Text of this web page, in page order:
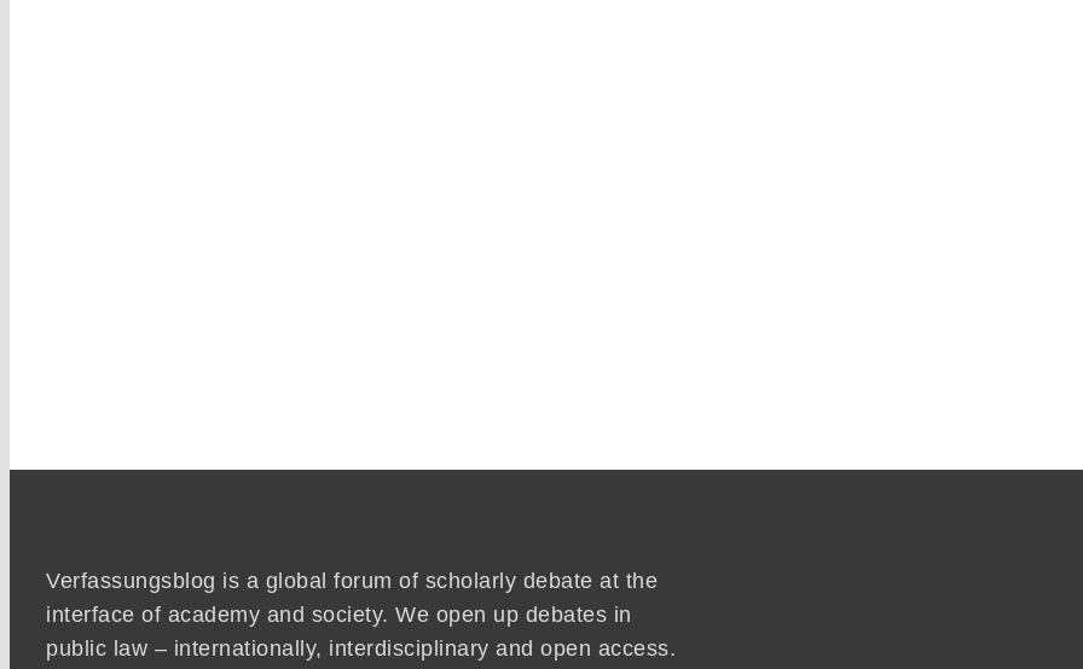
Verfassungsblog is a global forum of scholarly debate at the
interface of academy and society. We open up debates in
public law – internationally, interdisciplinary and open access.